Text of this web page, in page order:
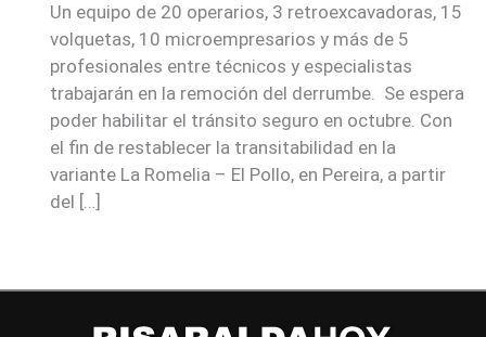
Un equipo de 20 operarios, 3 retroexcavadoras, 15
volquetas, 10 microempresarios y más de 5
profesionales entre técnicos y especialistas
trabajarán en la remoción del derrumbe. Se espera
poder habilitar el tránsito seguro en octubre. Con
el fin de restablecer la transitabilidad en la
variante La Romelia – El Pollo, en Pereira, a partir
del […]